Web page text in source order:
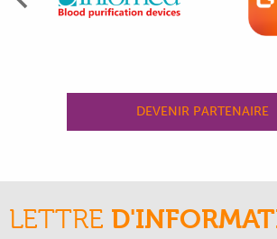
Précédent
DEVENIR PARTENAIRE
LETTRE